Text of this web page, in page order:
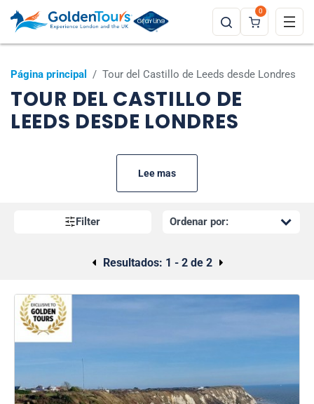
0
Página principal / Tour del Castillo de Leeds desde Londres
TOUR DEL CASTILLO DE
LEEDS DESDE LONDRES
Lee mas
Filter
Resultados: 1 - 2 de 2